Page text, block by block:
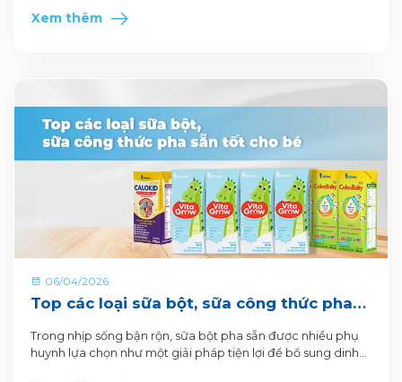
Xem thêm
06/04/2026
Top các loại sữa bột, sữa công thức pha
sẵn tốt cho bé
Trong nhịp sống bận rộn, sữa bột pha sẵn được nhiều phụ
huynh lựa chọn như một giải pháp tiện lợi để bổ sung dinh